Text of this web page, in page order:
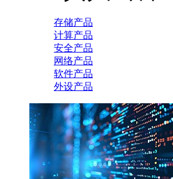
存储产品
计算产品
安全产品
网络产品
软件产品
外设产品